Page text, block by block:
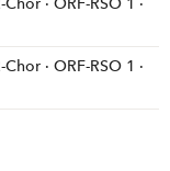
· ORF-RSO 1 ·